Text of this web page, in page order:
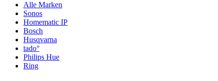
Alle Marken
Sonos
Homematic IP
Bosch
Husqvarna
tado°
Philips Hue
Ring